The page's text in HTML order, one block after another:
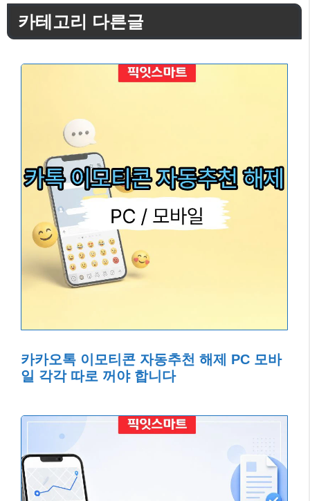
카테고리 다른글
카카오톡 이모티콘 자동추천 해제 PC 모바
일 각각 따로 꺼야 합니다